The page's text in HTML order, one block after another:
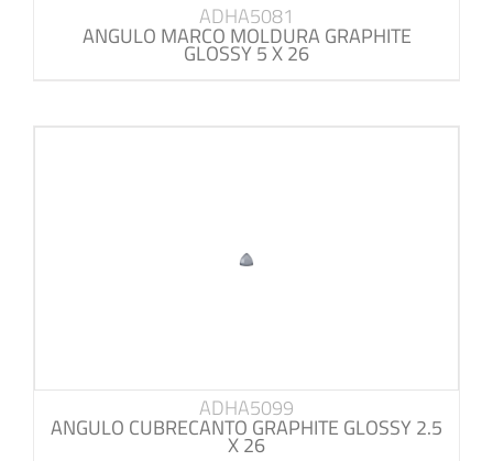
ADHA5081
ANGULO MARCO MOLDURA GRAPHITE
GLOSSY 5 X 26
ADHA5099
ANGULO CUBRECANTO GRAPHITE GLOSSY 2.5
X 26